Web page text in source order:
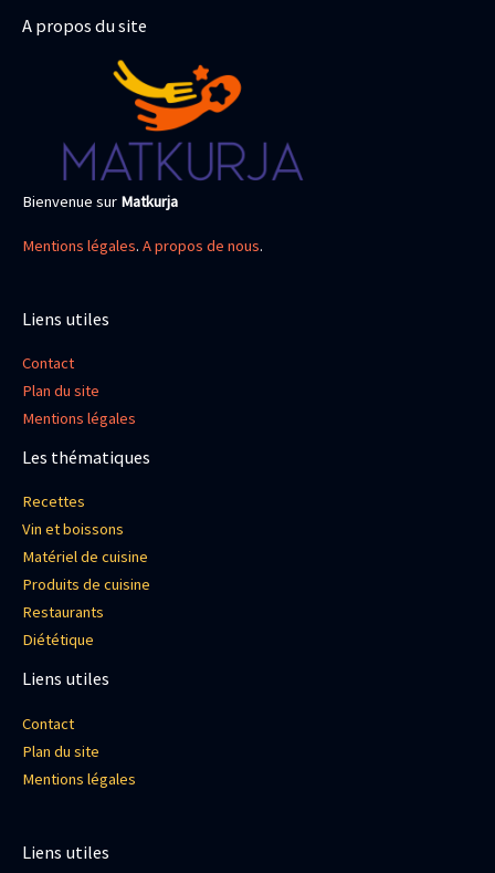
A propos du site
Bienvenue sur Matkurja
Mentions légales. A propos de nous.
Liens utiles
Contact
Plan du site
Mentions légales
Les thématiques
Recettes
Vin et boissons
Matériel de cuisine
Produits de cuisine
Restaurants
Diététique
Liens utiles
Contact
Plan du site
Mentions légales
Liens utiles